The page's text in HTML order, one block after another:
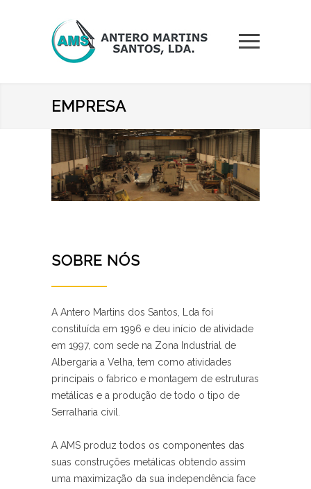
EMPRESA
SOBRE NÓS
A Antero Martins dos Santos, Lda foi
constituída em 1996 e deu início de atividade
em 1997, com sede na Zona Industrial de
Albergaria a Velha, tem como atividades
principais o fabrico e montagem de estruturas
metálicas e a produção de todo o tipo de
Serralharia civil.
A AMS produz todos os componentes das
suas construções metálicas obtendo assim
uma maximização da sua independência face